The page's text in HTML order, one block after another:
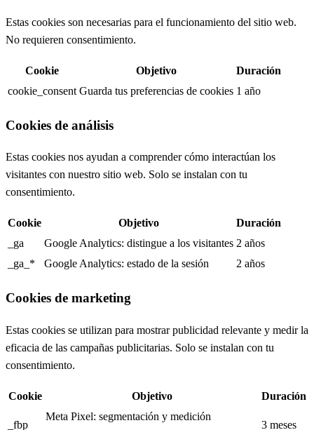
Estas cookies son necesarias para el funcionamiento del sitio web.
No requieren consentimiento.
Cookie Objetivo
Duración
cookie_consent Guarda tus preferencias de cookies 1 año
Cookies de análisis
Estas cookies nos ayudan a comprender cómo interactúan los
visitantes con nuestro sitio web. Solo se instalan con tu
consentimiento.
Cookie Objetivo
Duración
_ga
Google Analytics: distingue a los visitantes 2 años
_ga_*
Google Analytics: estado de la sesión 2 años
Cookies de marketing
Estas cookies se utilizan para mostrar publicidad relevante y medir la
eficacia de las campañas publicitarias. Solo se instalan con tu
consentimiento.
Cookie Objetivo Duración
_fbp
Meta Pixel: segmentación y medición
3 meses